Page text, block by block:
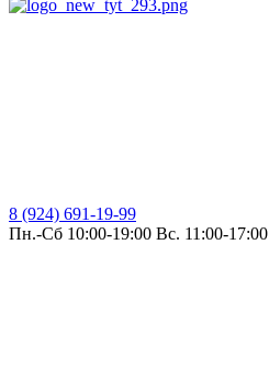
8 (924) 691-19-99
Пн.-Сб 10:00-19:00 Вс. 11:00-17:00